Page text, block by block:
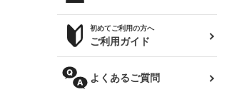
外装・補修パーツ
オリジンアーム(足回り)
リアゲート
メンテナンスパーツ
JZX110 マークⅡ
シルビア S15
180SX
三菱
デリカ D:5
軽自動車
汎用
サマータイヤ
ジムニー用タイヤ
ハイエース・バン用タイ
ホイールナット
トップス(長袖)
パーカー
ログインする
お気に入りリスト
初めてご利用の方へ
ご利用ガイド
よくあるご質問